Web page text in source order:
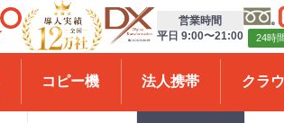
営業時間
平日 9:00〜21:00
24時
コピー機 法人携帯 クラ